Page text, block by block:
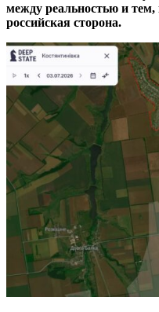
между реальностью и тем,
российская сторона.